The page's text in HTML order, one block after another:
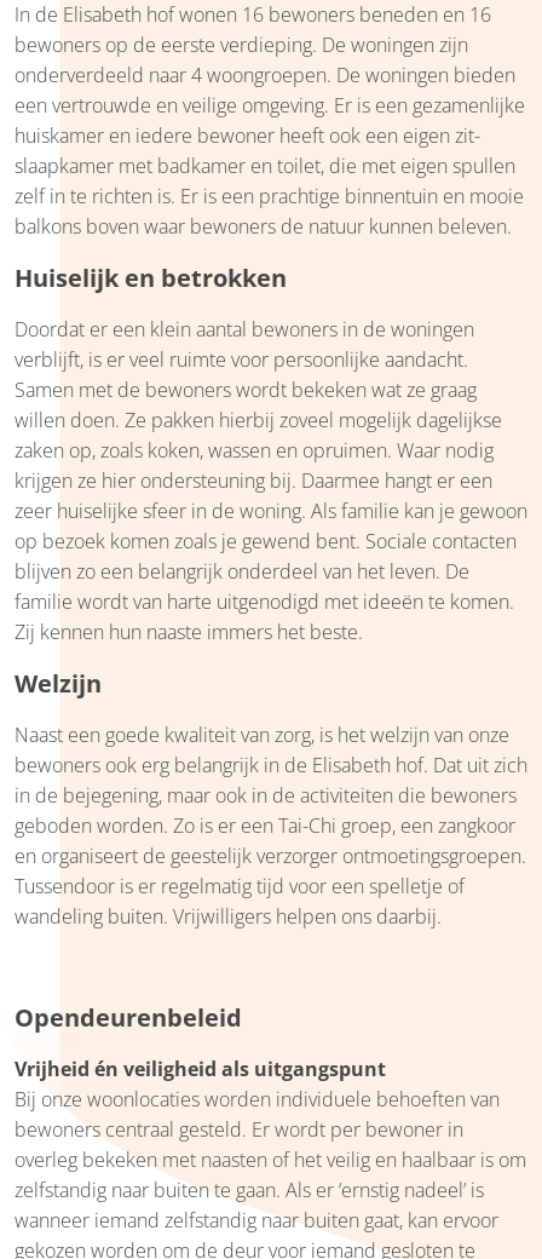
In de Elisabeth hof wonen 16 bewoners beneden en 16
bewoners op de eerste verdieping. De woningen zijn
onderverdeeld naar 4 woongroepen. De woningen bieden
een vertrouwde en veilige omgeving. Er is een gezamenlijke
huiskamer en iedere bewoner heeft ook een eigen zit-
slaapkamer met badkamer en toilet, die met eigen spullen
zelf in te richten is. Er is een prachtige binnentuin en mooie
balkons boven waar bewoners de natuur kunnen beleven.
Huiselijk en betrokken
Doordat er een klein aantal bewoners in de woningen
verblijft, is er veel ruimte voor persoonlijke aandacht.
Samen met de bewoners wordt bekeken wat ze graag
willen doen. Ze pakken hierbij zoveel mogelijk dagelijkse
zaken op, zoals koken, wassen en opruimen. Waar nodig
krijgen ze hier ondersteuning bij. Daarmee hangt er een
zeer huiselijke sfeer in de woning. Als familie kan je gewoon
op bezoek komen zoals je gewend bent. Sociale contacten
blijven zo een belangrijk onderdeel van het leven. De
familie wordt van harte uitgenodigd met ideeën te komen.
Zij kennen hun naaste immers het beste.
Welzijn
Naast een goede kwaliteit van zorg, is het welzijn van onze
bewoners ook erg belangrijk in de Elisabeth hof. Dat uit zich
in de bejegening, maar ook in de activiteiten die bewoners
geboden worden. Zo is er een Tai-Chi groep, een zangkoor
en organiseert de geestelijk verzorger ontmoetingsgroepen.
Tussendoor is er regelmatig tijd voor een spelletje of
wandeling buiten. Vrijwilligers helpen ons daarbij.
Opendeurenbeleid
Vrijheid én veiligheid als uitgangspunt
Bij onze woonlocaties worden individuele behoeften van
bewoners centraal gesteld. Er wordt per bewoner in
overleg bekeken met naasten of het veilig en haalbaar is om
zelfstandig naar buiten te gaan. Als er ‘ernstig nadeel’ is
wanneer iemand zelfstandig naar buiten gaat, kan ervoor
gekozen worden om de deur voor iemand gesloten te